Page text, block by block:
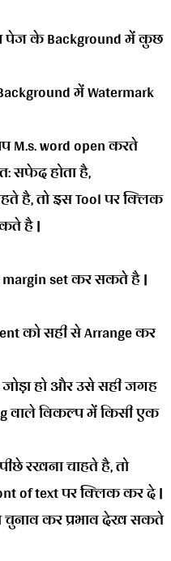
के Background में कुछ
में Watermark
word open करते
सफेद होता है,
है, तो इस Tool पर क्लिक
है |
set कर सकते है |
को सही से Arrange कर
हो और उसे सही जगह
वाले विकल्प में किसी एक
रखना चाहते है, तो
of text पर क्लिक कर दे |
चुनाव कर प्रभाव देख सकते